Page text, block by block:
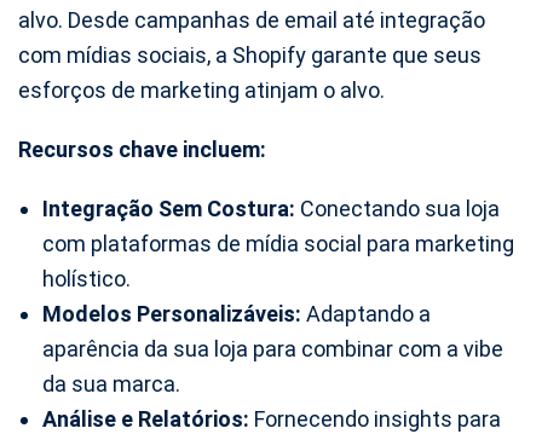
alvo. Desde campanhas de email até integração
com mídias sociais, a Shopify garante que seus
esforços de marketing atinjam o alvo.
Recursos chave incluem:
Integração Sem Costura: Conectando sua loja
com plataformas de mídia social para marketing
holístico.
Modelos Personalizáveis: Adaptando a
aparência da sua loja para combinar com a vibe
da sua marca.
Análise e Relatórios: Fornecendo insights para